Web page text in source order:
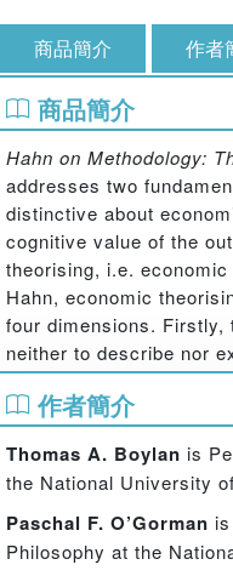
商品簡介 作者
商品簡介
Hahn on Methodology:
addresses two
distinctive about
cognitive value of the
theorising, i.e.
Hahn, economic
four dimensions.
neither to describe nor
in the physical
objective, but non-
central question for
how to understand, but
instance, how
get co-ordinated.
commitments’ without
作者簡介
Thomas A. Boylan is
the National University
Paschal F. O’Gorman
Philosophy at the